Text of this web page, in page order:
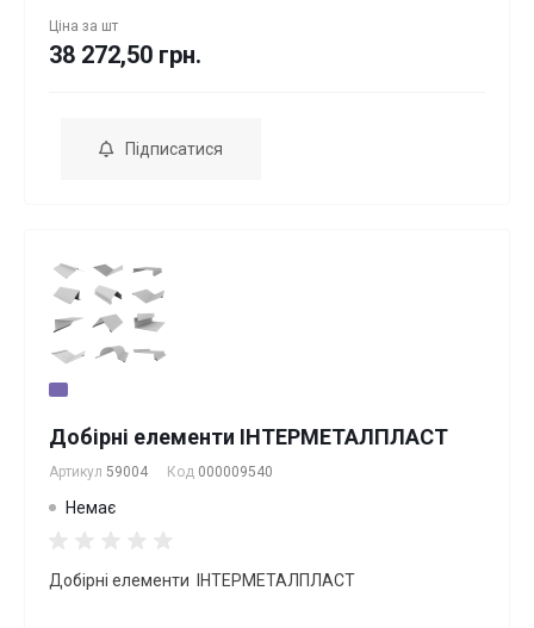
Ціна за шт
38 272,50 грн.
Підписатися
Добірні елементи ІНТЕРМЕТАЛПЛАСТ
Артикул 59004 Код 000009540
Немає
Добірні елементи ІНТЕРМЕТАЛПЛАСТ